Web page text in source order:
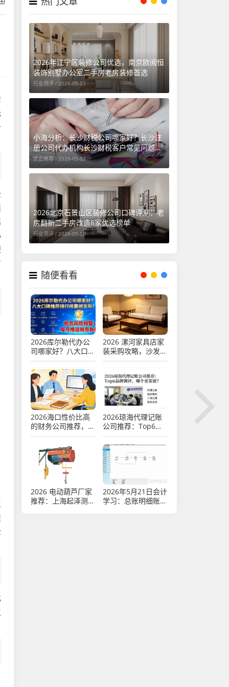
2026年江宁区装修公司优选，南京欧阅恒
装饰别墅办公室二手房老房装修首选
行业测评 / 2026-05-13
小海分析：长沙财税公司哪家好？长沙注
册公司代办机构长沙财税客户常见问题汇
总（长沙勤和财务专属解答）
优企推荐 / 2026-05-12
2026北京石景山区装修公司口碑评测：老
房翻新二手房改造8家优选榜单
行业测评 /2026-05-10
随便看看
2026库尔勒代办公
司哪家好？八大口碑
推荐排行榜震撼发
布！
2026 漯河家具店家
装采购攻略，沙发茶
几软床床垫餐桌椅权
具、实木家具、宋式
美学家具口碑推荐排
行
2026海口性价比高
的财务公司推荐，专
业财税公司代理记账
小微企业做账财税咨
询注册公司代办机构
优选指南
2026琼海代理记账
公司推荐：Top6品
牌测评，哪个更靠
谱？
2026 电动葫芦厂家
推荐：上海起泽测评
2026年5月21日会计
学习：总账明细账应